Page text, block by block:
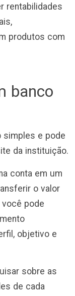
rentabilidades
produtos com
banco
simples e pode
da instituição.
conta em um
o valor
você pode
objetivo e
sobre as
de cada